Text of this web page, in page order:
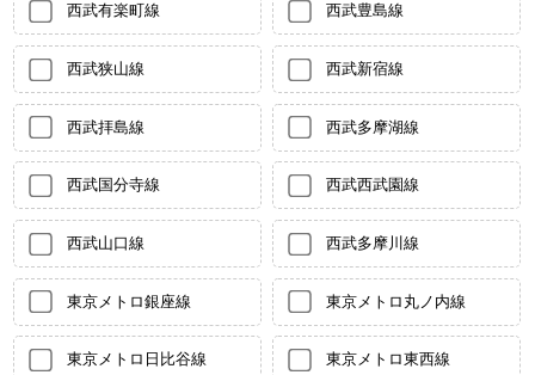
西武有楽町線 西武豊島線
西武狭山線 西武新宿線
西武拝島線 西武多摩湖線
西武国分寺線 西武西武園線
西武山口線 西武多摩川線
東京メトロ銀座線 東京メトロ丸ノ内線
東京メトロ日比谷線 東京メトロ東西線